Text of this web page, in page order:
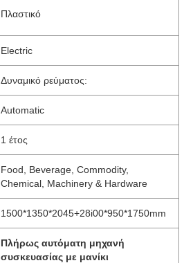
Πλαστικό
Electric
Δυναμικό ρεύματος:
Automatic
1 έτος
Food, Beverage, Commodity,
Chemical, Machinery & Hardware
1500*1350*2045+28i00*950*1750mm
Πλήρως αυτόματη μηχανή
συσκευασίας με μανίκι